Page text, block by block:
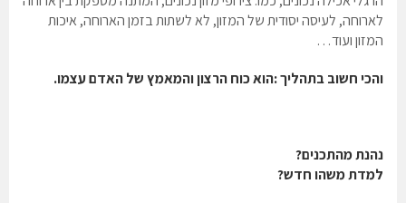
לארוחה, לעיסה יסודית של המזון, לא לשתות בזמן הארוחה, איכות
המזון ועוד…
והכי חשוב בתהליך :הוא כוח הרצון והמאמץ של האדם עצמו.
נהנת מהתכנים?
למדת משהו חדש?